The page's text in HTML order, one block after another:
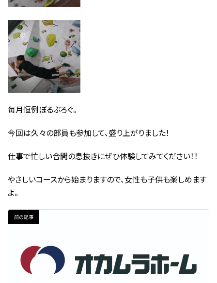
毎月恒例ぼるぶろぐ。
今回は久々の部員も参加して、盛り上がりました！
仕事で忙しい合間の息抜きにぜひ体験してみてください！！
やさしいコースから始まりますので、女性も子供も楽しめます
よ。
前の記事